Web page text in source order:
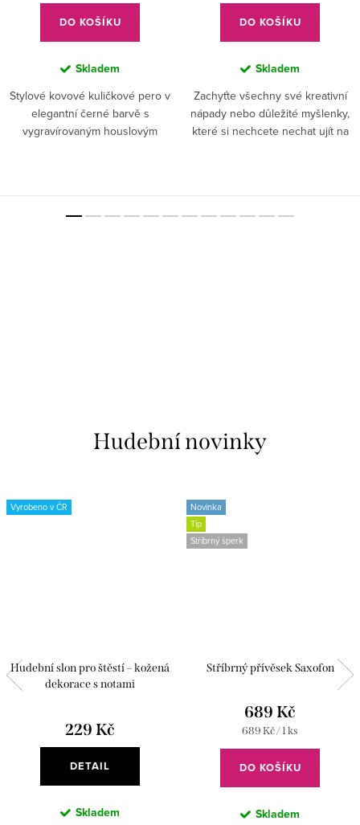
DO KOŠÍKU
Skladem
Stylové kovové kuličkové pero v
elegantní černé barvě s
vygravírovaným houslovým
DO KOŠÍKU
Skladem
Zachyťte všechny své kreativní
nápady nebo důležité myšlenky,
které si nechcete nechat ujít na
Hudební novinky
Vyrobeno v ČR
Hudební slon pro štěstí – kožená
dekorace s notami
229 Kč
DETAIL
Skladem
Novinka
Tip
Stříbrný šperk
Stříbrný přívěsek Saxofon
689 Kč
Měrná
cena:
689 Kč / 1 ks
DO KOŠÍKU
Skladem